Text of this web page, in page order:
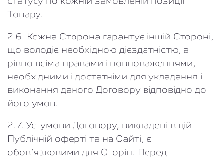
Товару.
2.6. Кожна Сторона гарантує іншій Стороні,
що володіє необхідною дієздатністю, а
рівно всіма правами і повноваженнями,
необхідними і достатніми для укладання і
виконання даного Договору відповідно до
його умов.
2.7. Усі умови Договору, викладені в цій
Публічній оферті та на Сайті, є
обов’язковими для Сторін. Перед